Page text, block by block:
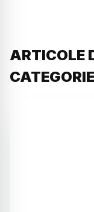
ARTICOLE
CATEGORIE